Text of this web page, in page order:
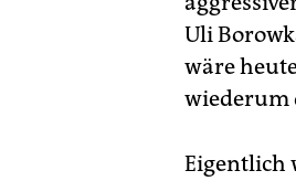
Uli
wäre
wiederum
Eigentlich